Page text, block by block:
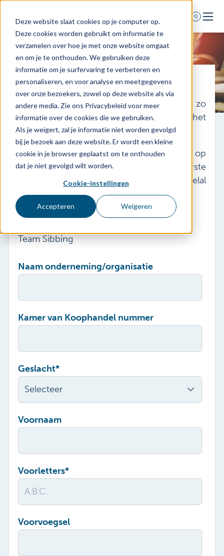
Deze website slaat cookies op je computer op.
Deze cookies worden gebruikt om informatie te
verzamelen over hoe je met onze website omgaat
en om je te onthouden. We gebruiken deze
informatie om je surfervaring te verbeteren en
personaliseren, en voor analyse en meetgegevens
over onze bezoekers, zowel op deze website als via
andere media. Zie ons Privacybeleid voor meer
informatie over de cookies die we gebruiken.
Als je weigert, zal je informatie niet worden gevolgd
bij je bezoek aan deze website. Er wordt een kleine
cookie in je browser geplaatst om te onthouden
dat je niet gevolgd wilt worden.
Cookie-instellingen
Accepteren Weigeren
Home
Voor wie
Diensten
Agenda
Over ons
Schade melden
Afspraak maken
0318 - 544 044
Nieuws
Mijn Sibbing
Contact
Maak een afspraak
Vul onderstaand formulier in en wij nemen zo
spoedig mogelijk contact met u op voor het
maken van de afspraak.
Een afspraak kan telefonisch, digitaal of op
locatie plaatsvinden. Een eerste
kennismakingsgesprek plannen wij veelal
digitaal in.
Wij komen graag met u in contact!
Team Sibbing
Naam onderneming/organisatie
Kamer van Koophandel nummer
Geslacht*
Voornaam
Voorletters*
Voorvoegsel